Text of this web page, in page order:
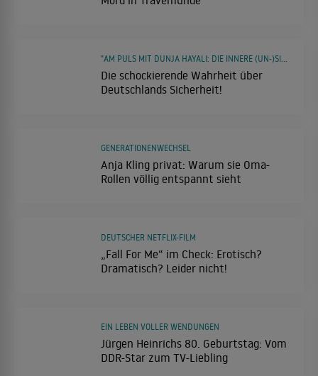
Die schockierende Wahrheit über
Deutschlands Sicherheit!
Anja Kling privat: Warum sie Oma-
Rollen völlig entspannt sieht
GENERATIONENWECHSEL
„Fall For Me“ im Check: Erotisch?
Dramatisch? Leider nicht!
DEUTSCHER NETFLIX-FILM
Jürgen Heinrichs 80. Geburtstag: Vom
DDR-Star zum TV-Liebling
EIN LEBEN VOLLER WENDUNGEN